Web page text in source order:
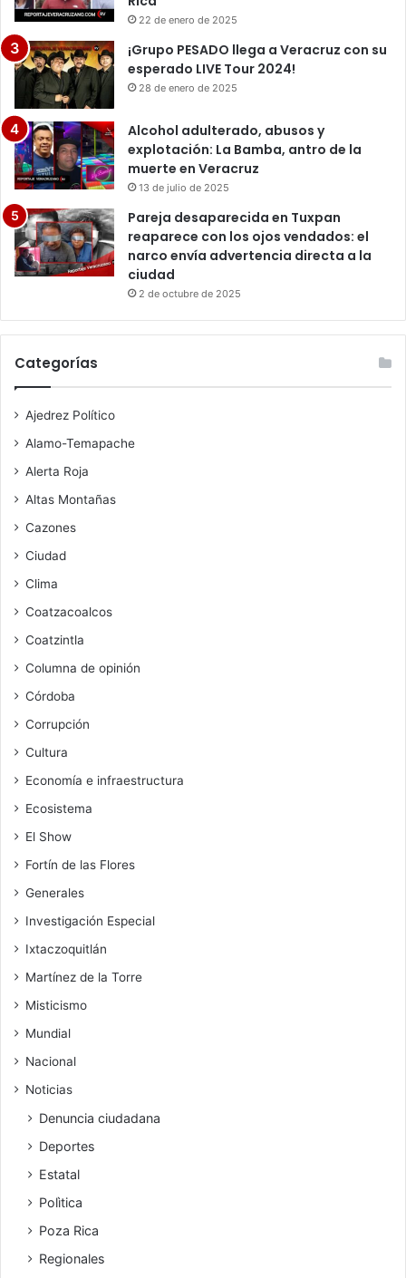
22 de enero de 2025
¡Grupo PESADO llega a Veracruz con su
esperado LIVE Tour 2024!
28 de enero de 2025
Alcohol adulterado, abusos y
explotación: La Bamba, antro de la
muerte en Veracruz
13 de julio de 2025
Pareja desaparecida en Tuxpan
reaparece con los ojos vendados: el
narco envía advertencia directa a la
ciudad
2 de octubre de 2025
Categorías
Ajedrez Político
Alamo-Temapache
Alerta Roja
Altas Montañas
Cazones
Ciudad
Clima
Coatzacoalcos
Coatzintla
Columna de opinión
Córdoba
Corrupción
Cultura
Economía e infraestructura
Ecosistema
El Show
Fortín de las Flores
Generales
Investigación Especial
Ixtaczoquitlán
Martínez de la Torre
Misticismo
Mundial
Nacional
Noticias
Denuncia ciudadana
Deportes
Estatal
Polìtica
Poza Rica
Regionales